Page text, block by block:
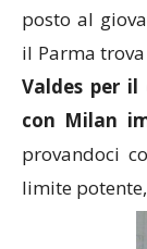
posto al
il Parma
Valdes per
con Milan
provandoci
limite